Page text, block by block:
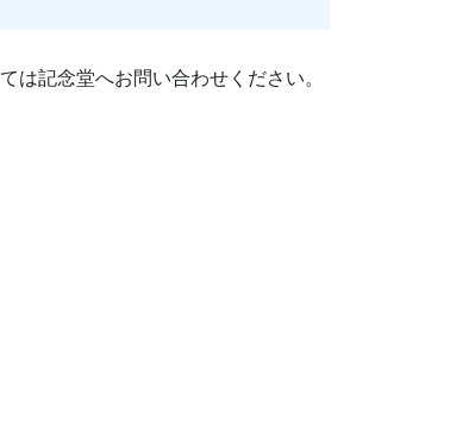
は記念堂へお問い合わせください。